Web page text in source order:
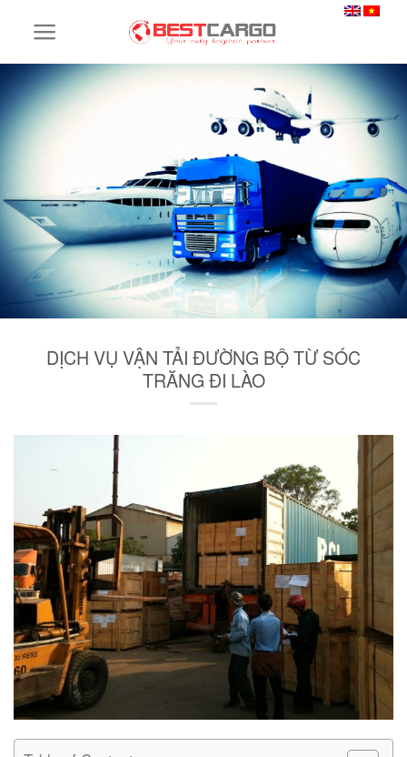
DỊCH VỤ VẬN TẢI ĐƯỜNG BỘ TỪ SÓC
TRĂNG ĐI LÀO